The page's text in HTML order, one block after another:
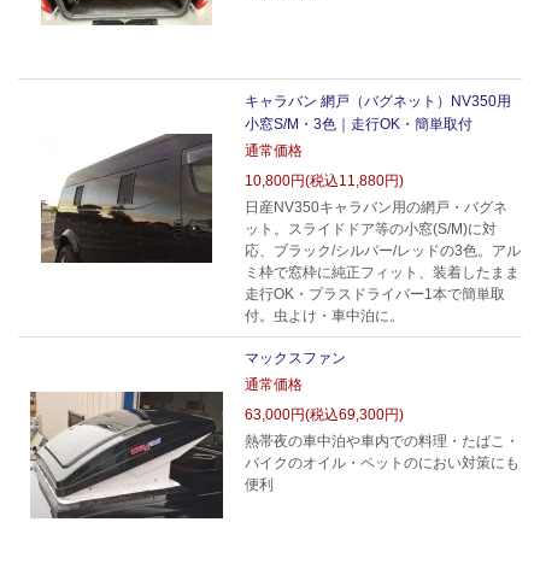
キャラバン 網戸（バグネット）NV350用
小窓S/M・3色｜走行OK・簡単取付
通常価格
10,800円(税込11,880円)
日産NV350キャラバン用の網戸・バグネ
ット。スライドドア等の小窓(S/M)に対
応、ブラック/シルバー/レッドの3色。アル
ミ枠で窓枠に純正フィット、装着したまま
走行OK・プラスドライバー1本で簡単取
付。虫よけ・車中泊に。
マックスファン
通常価格
63,000円(税込69,300円)
熱帯夜の車中泊や車内での料理・たばこ・
バイクのオイル・ペットのにおい対策にも
便利